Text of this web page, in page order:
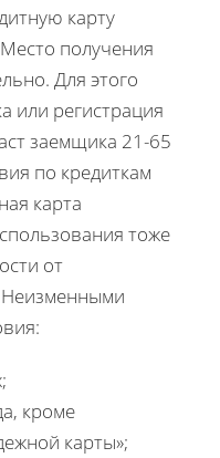
карту
получения
Для этого
или регистрация
заемщика 21-65
по кредиткам
карта
тоже
от
Неизменными
кроме
карты»;